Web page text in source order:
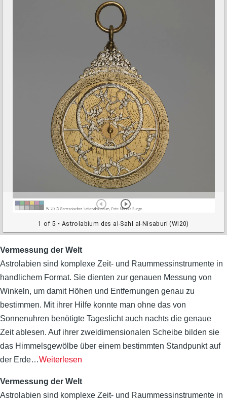
1 of 5 • Astrolabium des al-Sahl al-Nisaburi (WI20)
Vermessung der Welt
Astrolabien sind komplexe Zeit- und Raummessinstrumente in
handlichem Format. Sie dienten zur genauen Messung von
Winkeln, um damit Höhen und Entfernungen genau zu
bestimmen. Mit ihrer Hilfe konnte man ohne das von
Sonnenuhren benötigte Tageslicht auch nachts die genaue
Zeit ablesen. Auf ihrer zweidimensionalen Scheibe bilden sie
das Himmelsgewölbe über einem bestimmten Standpunkt auf
der Erde…Weiterlesen
Vermessung der Welt
Astrolabien sind komplexe Zeit- und Raummessinstrumente in